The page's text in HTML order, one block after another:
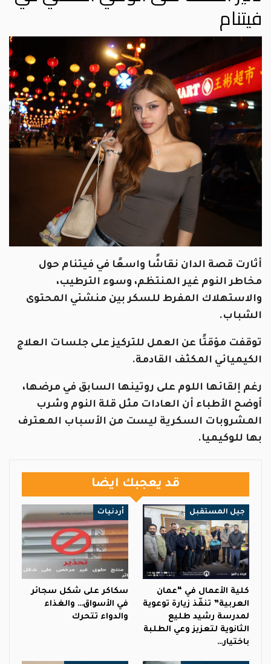
فيتنام
أثارت قصة الدان نقاشًا واسعًا في فيتنام حول
مخاطر النوم غير المنتظم، وسوء الترطيب،
والاستهلاك المفرط للسكر بين منشئي المحتوى
الشباب.
توقفت مؤقتًا عن العمل للتركيز على جلسات العلاج
الكيميائي المكثف القادمة.
رغم إلقائها اللوم على روتينها السابق في مرضها،
أوضح الأطباء أن العادات مثل قلة النوم وشرب
المشروبات السكرية ليست من الأسباب المعترف
بها للوكيميا.
قد يعجبك ايضا
جيل المستقبل
كلية الأعمال في “عمان
العربية” تنفّذ زيارة توعوية
لمدرسة رشيد طليع
الثانوية لتعزيز وعي الطلبة
باختيار…
أردنيات
سكاكر على شكل سجائر
في الأسواق… والغذاء
والدواء تتحرك